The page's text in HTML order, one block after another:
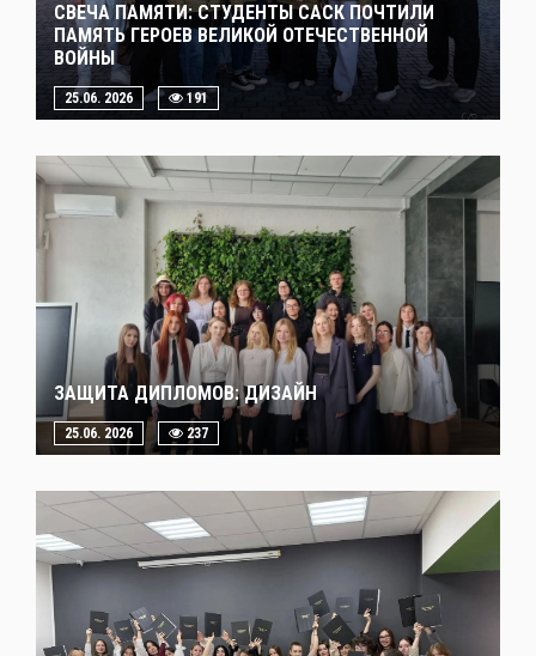
СВЕЧА ПАМЯТИ: СТУДЕНТЫ САСК ПОЧТИЛИ
ПАМЯТЬ ГЕРОЕВ ВЕЛИКОЙ ОТЕЧЕСТВЕННОЙ
ВОЙНЫ
25.06. 2026 191
ЗАЩИТА ДИПЛОМОВ: ДИЗАЙН
25.06. 2026 237